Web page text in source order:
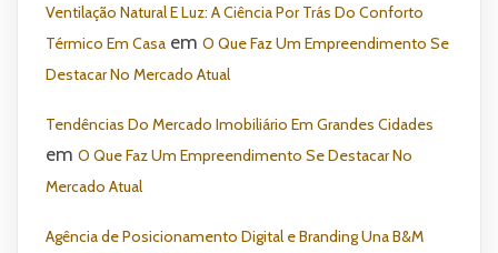
Ventilação Natural E Luz: A Ciência Por Trás Do Conforto
Térmico Em Casa em O Que Faz Um Empreendimento Se
Destacar No Mercado Atual
Tendências Do Mercado Imobiliário Em Grandes Cidades
em O Que Faz Um Empreendimento Se Destacar No
Mercado Atual
Agência de Posicionamento Digital e Branding Una B&M